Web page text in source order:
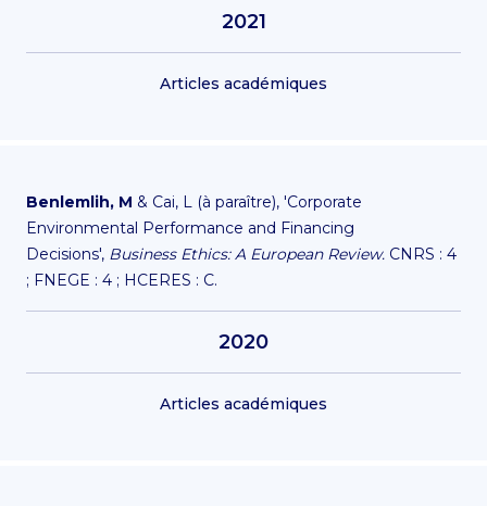
2021
Articles académiques
Benlemlih, M & Cai, L (à paraître), 'Corporate
Environmental Performance and Financing
Decisions', Business Ethics: A European Review. CNRS : 4
; FNEGE : 4 ; HCERES : C.
2020
Articles académiques